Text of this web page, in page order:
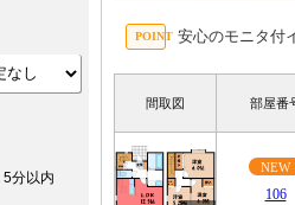
安心のモニタ付
間取図 部屋番
NEW
106
5分以内